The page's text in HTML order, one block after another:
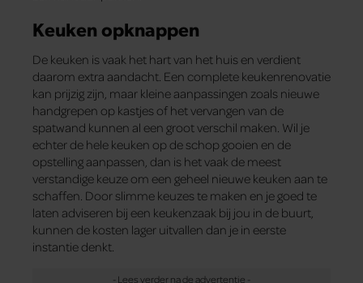
Keuken opknappen
De keuken is vaak het hart van het huis en verdient
daarom extra aandacht. Een complete keukenrenovatie
kan prijzig zijn, maar kleine aanpassingen zoals nieuwe
handgrepen op kastjes of het vervangen van de
spatwand kunnen al een groot verschil maken. Wil je
echter de hele keuken op de schop gooien en de
opstelling aanpassen, dan is het vaak de meest
verstandige keuze om een geheel nieuwe keuken aan te
schaffen. Door slimme keuzes te maken en je goed te
laten adviseren bij een keukenzaak bij jou in de buurt,
kunnen de kosten lager uitvallen dan je in eerste
instantie denkt.